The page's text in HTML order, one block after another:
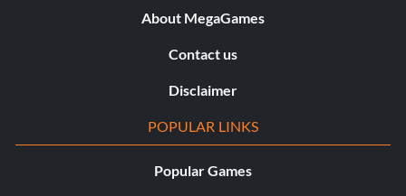
About MegaGames
Contact us
Disclaimer
POPULAR LINKS
Popular Games